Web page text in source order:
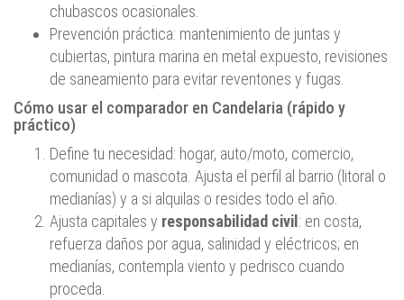
chubascos ocasionales.
Prevención práctica: mantenimiento de juntas y
cubiertas, pintura marina en metal expuesto, revisiones
de saneamiento para evitar reventones y fugas.
Cómo usar el comparador en Candelaria (rápido y
práctico)
Define tu necesidad: hogar, auto/moto, comercio,
comunidad o mascota. Ajusta el perfil al barrio (litoral o
medianías) y a si alquilas o resides todo el año.
Ajusta capitales y responsabilidad civil : en costa,
refuerza daños por agua, salinidad y eléctricos; en
medianías, contempla viento y pedrisco cuando
proceda.